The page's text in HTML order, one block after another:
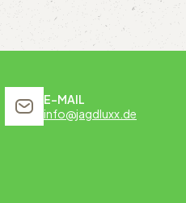
E-MAIL
info@jagdluxx.de